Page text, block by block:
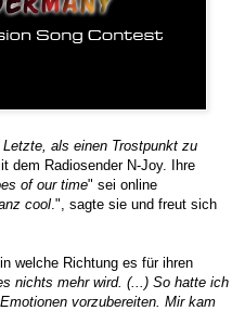
als einen Trostpunkt zu
dem Radiosender N-Joy. Ihre
of our time" sei online
cool .", sagte sie und freut sich
welche Richtung es für ihren
nichts mehr wird. (...) So hatte ich
vorzubereiten. Mir kam